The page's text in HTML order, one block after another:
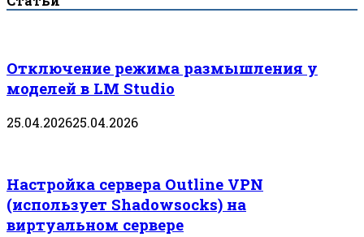
Отключение режима размышления у
моделей в LM Studio
25.04.202625.04.2026
Настройка сервера Outline VPN
(использует Shadowsocks) на
виртуальном сервере